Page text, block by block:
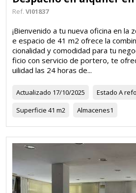
Ref. VI01837
¡Bienvenido a tu nueva oficina en la
e espacio de 41 m2 ofrece la
cionalidad y comodidad para tu
ficio con servicio de portero, te
uilidad las 24 horas de...
Actualizado 17/10/2025 Estado A
Superficie 41 m2 Almacenes1